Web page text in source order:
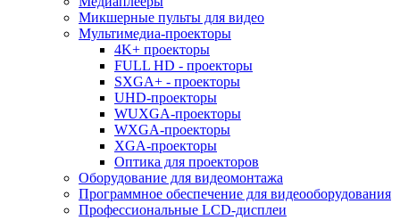
Микшерные пульты для видео
Мультимедиа-проекторы
4K+ проекторы
FULL HD - проекторы
SXGA+ - проекторы
UHD-проекторы
WUXGA-проекторы
WXGA-проекторы
XGA-проекторы
Оптика для проекторов
Оборудование для видеомонтажа
Программное обеспечение для видеооборудования
Профессиональные LCD-дисплеи